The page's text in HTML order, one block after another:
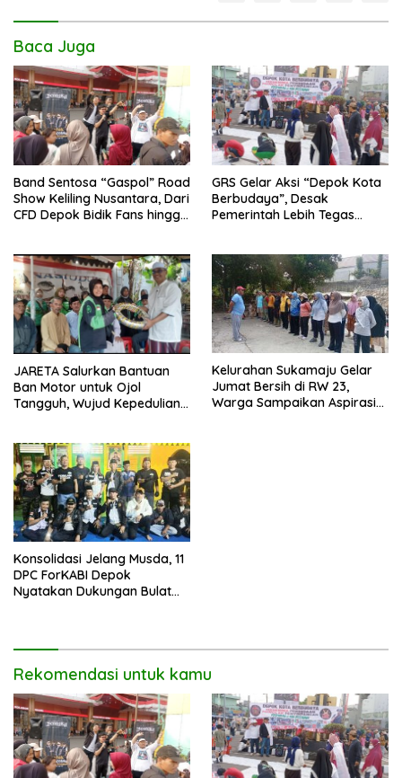
Baca Juga
Band Sentosa “Gaspol” Road
Show Keliling Nusantara, Dari
CFD Depok Bidik Fans hingga
GRS Gelar Aksi “Depok Kota
Berbudaya”, Desak
Pemerintah Lebih Tegas
JARETA Salurkan Bantuan
Ban Motor untuk Ojol
Tangguh, Wujud Kepedulian
Kelurahan Sukamaju Gelar
Jumat Bersih di RW 23,
Warga Sampaikan Aspirasi
Konsolidasi Jelang Musda, 11
DPC ForKABI Depok
Nyatakan Dukungan Bulat
Rekomendasi untuk kamu